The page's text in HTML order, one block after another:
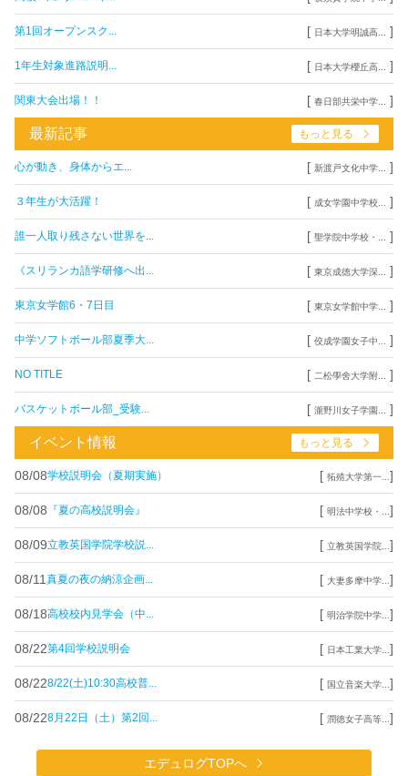
第1回オープンスク... [ 日本大学明誠高... ]
1年生対象進路説明... [ 日本大学櫻丘高... ]
関東大会出場！！ [ 春日部共栄中学... ]
最新記事 もっと見る
心が動き、身体からエ... [ 新渡戸文化中学... ]
３年生が大活躍！ [ 成女学園中学校... ]
誰一人取り残さない世界を... [ 聖学院中学校・... ]
《スリランカ語学研修へ出... [ 東京成徳大学深... ]
東京女学館6・7日目 [ 東京女学館中学... ]
中学ソフトボール部夏季大... [ 佼成学園女子中... ]
NO TITLE [ 二松學舍大学附... ]
バスケットボール部_受験... [ 瀧野川女子学園... ]
イベント情報 もっと見る
08/08学校説明会（夏期実施） [ 拓殖大学第一... ]
08/08 『夏の高校説明会』 [ 明法中学校・... ]
08/09立教英国学院学校説... [ 立教英国学院... ]
08/11 真夏の夜の納涼企画... [ 大妻多摩中学... ]
08/18高校校内見学会（中... [ 明治学院中学... ]
08/22第4回学校説明会 [ 日本工業大学... ]
08/228/22(土)10:30高校普... [ 国立音楽大学... ]
08/228月22日（土）第2回... [ 潤徳女子高等... ]
エデュログTOPへ